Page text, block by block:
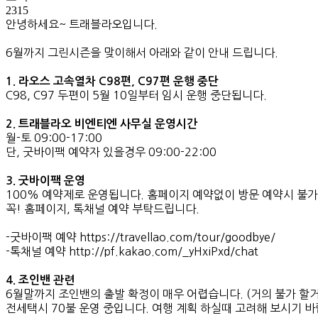
2315
안녕하세요~ 트래블라오입니다.
6월까지 그린시즌을 맞이해서 아래와 같이 안내 드립니다.
1. 라오스 고속열차 C98편, C97편 운행 중단
C98, C97 두편이 5월 10일부터 임시 운행 중단됩니다.
2. 트래블라오 비엔티엔 사무실 운영시간
월-토 09:00-17:00
단, 굿바이팩 예약자 있을경우 09:00-22:00
3. 굿바이팩 운영
100% 예약제로 운영됩니다. 홈페이지 예약없이 방문 예약시 불
꼭! 홈페이지, 톡채널 예약 부탁드립니다.
-굿바이팩 예약 https://travellao.com/tour/goodbye/
-톡채널 예약 http://pf.kakao.com/_yHxiPxd/chat
4. 조인밴 관련
6월말까지 조인밴의 출발 확정이 매우 어렵습니다. (거의 불가 할
전세택시 70불 운영 중입니다. 여행 계획 하실때 고려해 보시기 바